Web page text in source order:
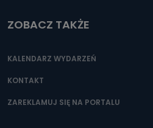
ZOBACZ TAKŻE
KALENDARZ WYDARZEŃ
KONTAKT
ZAREKLAMUJ SIĘ NA PORTALU